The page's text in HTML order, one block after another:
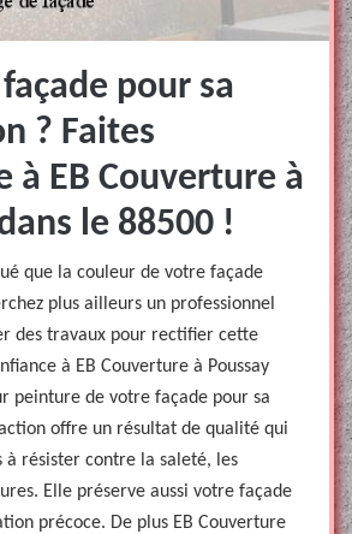
pour sa
? Faites
à EB Couverture à
le 88500 !
que la couleur de votre façade
plus ailleurs un professionnel
des travaux pour rectifier cette
à EB Couverture à Poussay
peinture de votre façade pour sa
offre un résultat de qualité qui
à résister contre la saleté, les
Elle préserve aussi votre façade
précoce. De plus EB Couverture